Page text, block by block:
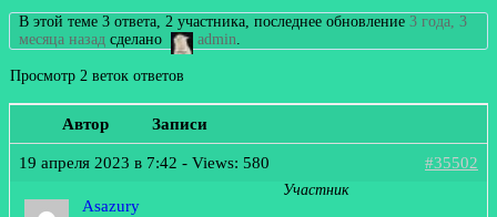
В этой теме 3 ответа, 2 участника, последнее обновление3 года, 3
месяца назад сделано admin
Просмотр 2 веток ответов
Автор Записи
19 апреля 2023 в 7:42 - Views: 580 #35502
Asazury
Участник